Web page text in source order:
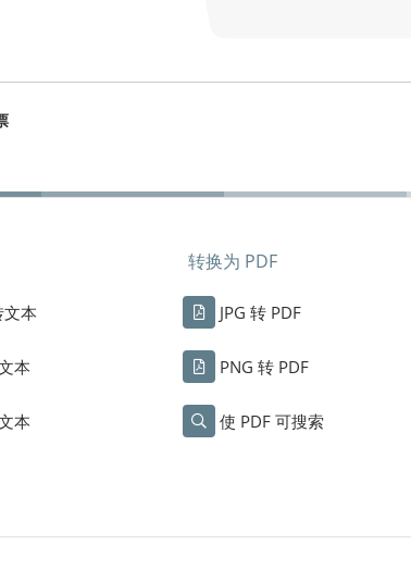
文本
本
本
转换为 PDF
JPG 转 PDF
PNG 转 PDF
使 PDF 可搜索